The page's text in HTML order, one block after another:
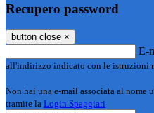
Recupero password
button close ×
E-
all'indirizzo indicato con le istruzioni
Non hai una e-mail associata al nome
tramite la Login Spaggiari